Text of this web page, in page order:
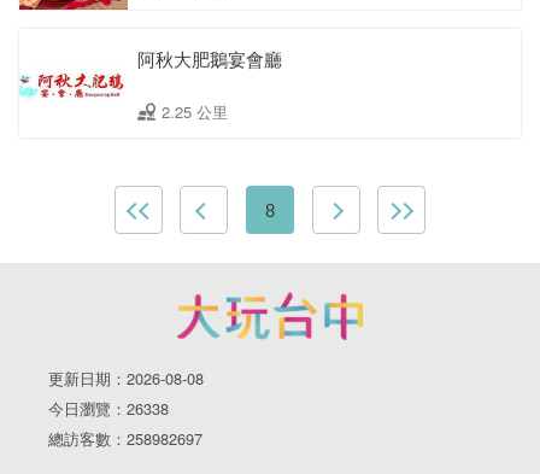
阿秋大肥鵝宴會廳
2.25 公里
8
更新日期：2026-08-08
今日瀏覽：26338
總訪客數：258982697